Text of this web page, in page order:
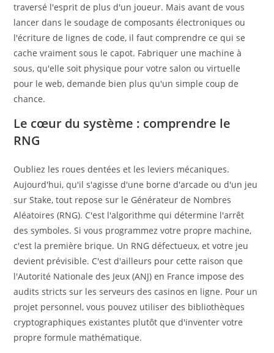
traversé l'esprit de plus d'un joueur. Mais avant de vous
lancer dans le soudage de composants électroniques ou
l'écriture de lignes de code, il faut comprendre ce qui se
cache vraiment sous le capot. Fabriquer une machine à
sous, qu'elle soit physique pour votre salon ou virtuelle
pour le web, demande bien plus qu'un simple coup de
chance.
Le cœur du système : comprendre le
RNG
Oubliez les roues dentées et les leviers mécaniques.
Aujourd'hui, qu'il s'agisse d'une borne d'arcade ou d'un jeu
sur Stake, tout repose sur le Générateur de Nombres
Aléatoires (RNG). C'est l'algorithme qui détermine l'arrêt
des symboles. Si vous programmez votre propre machine,
c'est la première brique. Un RNG défectueux, et votre jeu
devient prévisible. C'est d'ailleurs pour cette raison que
l'Autorité Nationale des Jeux (ANJ) en France impose des
audits stricts sur les serveurs des casinos en ligne. Pour un
projet personnel, vous pouvez utiliser des bibliothèques
cryptographiques existantes plutôt que d'inventer votre
propre formule mathématique.